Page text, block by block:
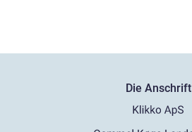
Die Anschrift